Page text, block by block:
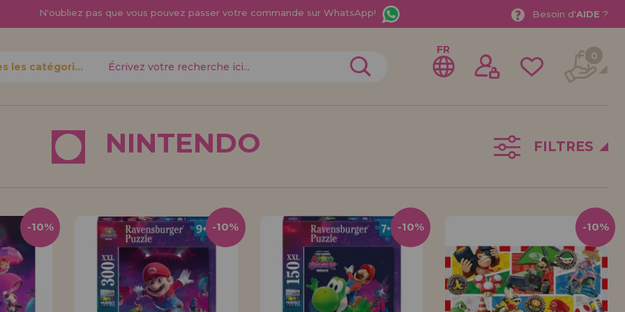
N'oubliez pas que vous pouvez passer votre commande sur WhatsApp! Besoin d'AIDE ?
nouveau distributeur
Vous êtes un professionnel ou une entreprise ? Vous souhaitez vendre nos
produits dans votre entreprise ? Inscrivez-vous en tant que distributeur et
découvrez nos conditions de vente avec des remises spéciales pour la
distribution.
Toutes les catégories
FR 0
NINTENDO FILTRES
-10% -10% -10% -10%